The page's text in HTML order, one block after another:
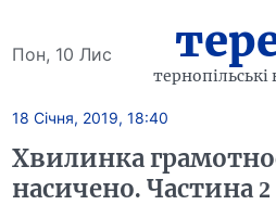
Пон, 10 Лис
18 Січня, 2019, 18:40
Хвилинка
насичено. Частина